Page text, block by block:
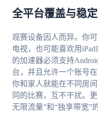
全平台覆盖与稳
观赛设备因人而异。你
电视，也可能喜欢用
的加速器必须支持
台，并且允许一个账号
你和家人就能在不同房
同的比赛，互不干扰。
无限流量”和“独享带宽”